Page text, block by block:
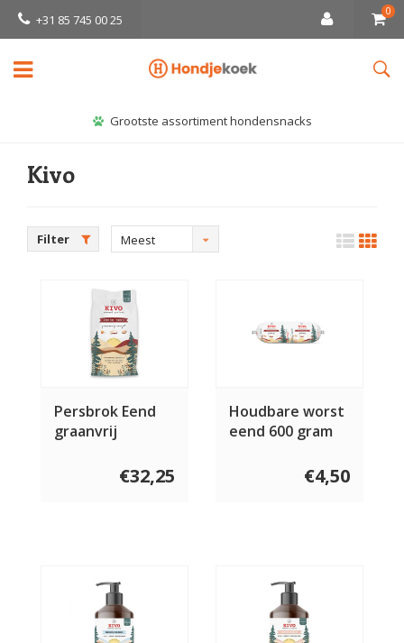
+31 85 745 00 25
0
Grootste assortiment hondensnacks
Kivo
Filter
Meest
Persbrok Eend
graanvrij
€32,25
Houdbare worst
eend 600 gram
€4,50